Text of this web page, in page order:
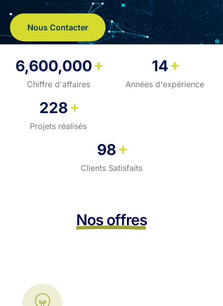
Nous Contacter
6,600,000+
Chiffre d'affaires
14+
Années d'expérience
228+
Projets réalisés
98+
Clients Satisfaits
Nos offres